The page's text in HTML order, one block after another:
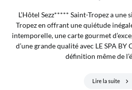
L’Hôtel Sezz***** Saint-Tropez a une
Tropez en offrant une quiétude
intemporelle, une carte gourmet
d’une grande qualité avec LE SPA BY
définition même de
Lire la suite